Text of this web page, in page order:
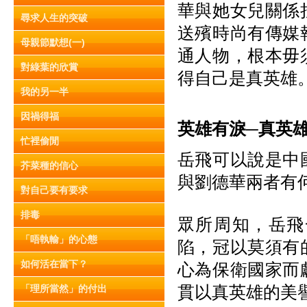
尋求人生的突破
母親節默想(一)
對綠葉的欣賞
我的另一半
因禍得福
忙裡偷閒
芥菜種的信心
對自己要有要求
排毒
「唔執輸」的心態
如何活在當下？
「理所當然」的付出
華與她女兒關係
送殯時尚有傳媒
通人物，根本毋
得自己是真英雄
英雄有淚─真英
岳飛可以說是中
與劉德華兩者有
眾所周知，岳
陷，冠以莫須
心為保衛國家而
貫以真英雄的美